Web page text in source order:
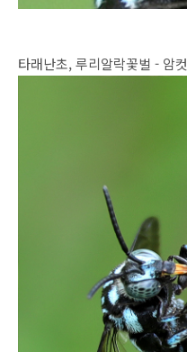
타래난초, 루리알락꽃벌 - 암컷